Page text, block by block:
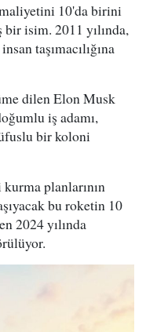
10'da birini
isim. 2011 yılında,
taşımacılığına
dilen Elon Musk
iş adamı,
bir koloni
planlarının
bu roketin 10
2024 yılında